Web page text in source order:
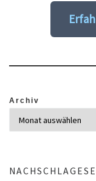
Archiv